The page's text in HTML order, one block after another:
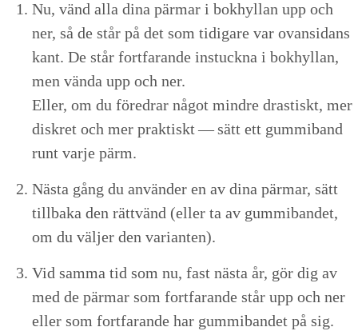
Nu, vänd alla dina pär­mar i bokhyl­lan upp och
ner, så de står på det som tidi­gare var ovan­si­dans
kant. De står fort­farande instuck­na i bokhyl­lan,
men vän­da upp och ner.
Eller, om du före­drar något min­dre drastiskt, mer
diskret och mer prak­tiskt — sätt ett gum­miband
runt var­je pärm.
Näs­ta gång du använ­der en av dina pär­mar, sätt
till­ba­ka den rättvänd (eller ta av gum­miban­det,
om du väl­jer den varianten).
Vid sam­ma tid som nu, fast näs­ta år, gör dig av
med de pär­mar som fort­farande står upp och ner
eller som fort­farande har gum­miban­det på sig.